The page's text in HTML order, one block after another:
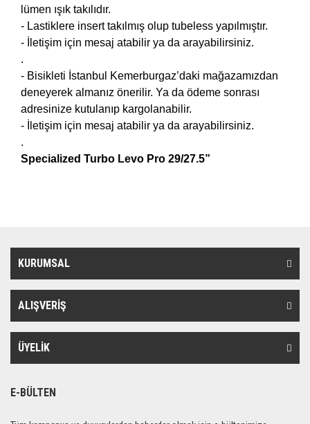
lümen ışık takılıdır.
- Lastiklere insert takılmış olup tubeless yapılmıştır.
- İletişim için mesaj atabilir ya da arayabilirsiniz.
.
- Bisikleti İstanbul Kemerburgaz’daki mağazamızdan
deneyerek almanız önerilir. Ya da ödeme sonrası
adresinize kutulanıp kargolanabilir.
- İletişim için mesaj atabilir ya da arayabilirsiniz.
.
Specialized Turbo Levo Pro 29/27.5”
KURUMSAL
ALIŞVERİŞ
ÜYELİK
E-BÜLTEN